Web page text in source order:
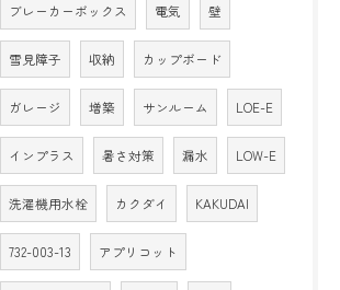
ブレーカーボックス 電気 壁
雪見障子 収納 カップボード
ガレージ 増築 サンルーム LOE-E
インプラス 暑さ対策 漏水 LOW-E
洗濯機用水栓 カクダイ KAKUDAI
732-003-13 アプリコット